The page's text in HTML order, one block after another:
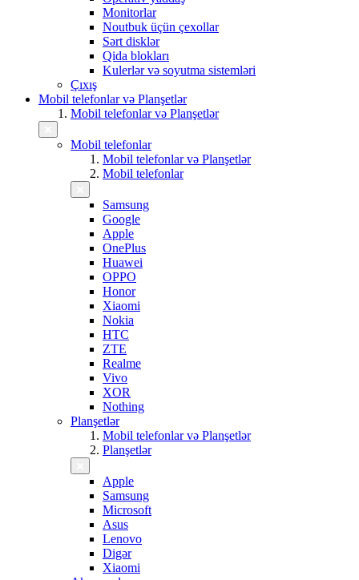
Monitorlar
Noutbuk üçün çexollar
Sərt disklər
Qida blokları
Kulerlər və soyutma sistemləri
Çıxış
Mobil telefonlar və Planşetlər
Mobil telefonlar və Planşetlər
Mobil telefonlar
Mobil telefonlar və Planşetlər
Mobil telefonlar
Samsung
Google
Apple
OnePlus
Huawei
OPPO
Honor
Xiaomi
Nokia
HTC
ZTE
Realme
Vivo
XOR
Nothing
Planşetlər
Mobil telefonlar və Planşetlər
Planşetlər
Apple
Samsung
Microsoft
Asus
Lenovo
Digər
Xiaomi